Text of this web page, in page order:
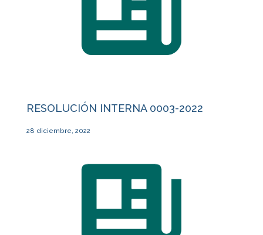
RESOLUCIÓN INTERNA 0003-2022
28 diciembre, 2022